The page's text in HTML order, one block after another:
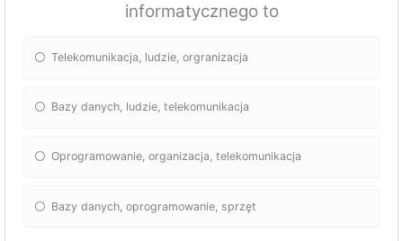
informatycznego to
Telekomunikacja, ludzie, orgranizacja
Bazy danych, ludzie, telekomunikacja
Oprogramowanie, organizacja, telekomunikacja
Bazy danych, oprogramowanie, sprzęt